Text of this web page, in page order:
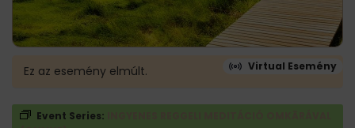
Virtual Esemény
Ez az esemény elmúlt.
Event Series: